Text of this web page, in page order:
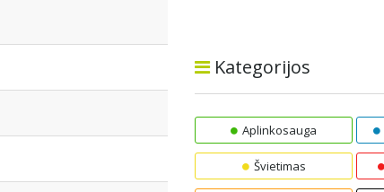
Kategorijos
Aplinkosauga
Švietimas